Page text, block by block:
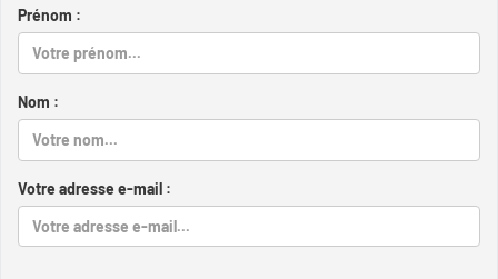
Prénom :
Nom :
Votre adresse e-mail :